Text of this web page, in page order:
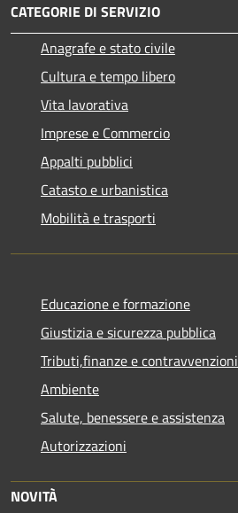
CATEGORIE DI SERVIZIO
Anagrafe e stato civile
Cultura e tempo libero
Vita lavorativa
Imprese e Commercio
Appalti pubblici
Catasto e urbanistica
Mobilità e trasporti
Educazione e formazione
Giustizia e sicurezza pubblica
Tributi,finanze e contravvenzioni
Ambiente
Salute, benessere e assistenza
Autorizzazioni
NOVITÀ